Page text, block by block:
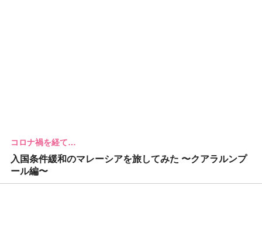
コロナ禍を経て…
入国条件緩和のマレーシアを旅してみた 〜クアラルンプ
ール編〜